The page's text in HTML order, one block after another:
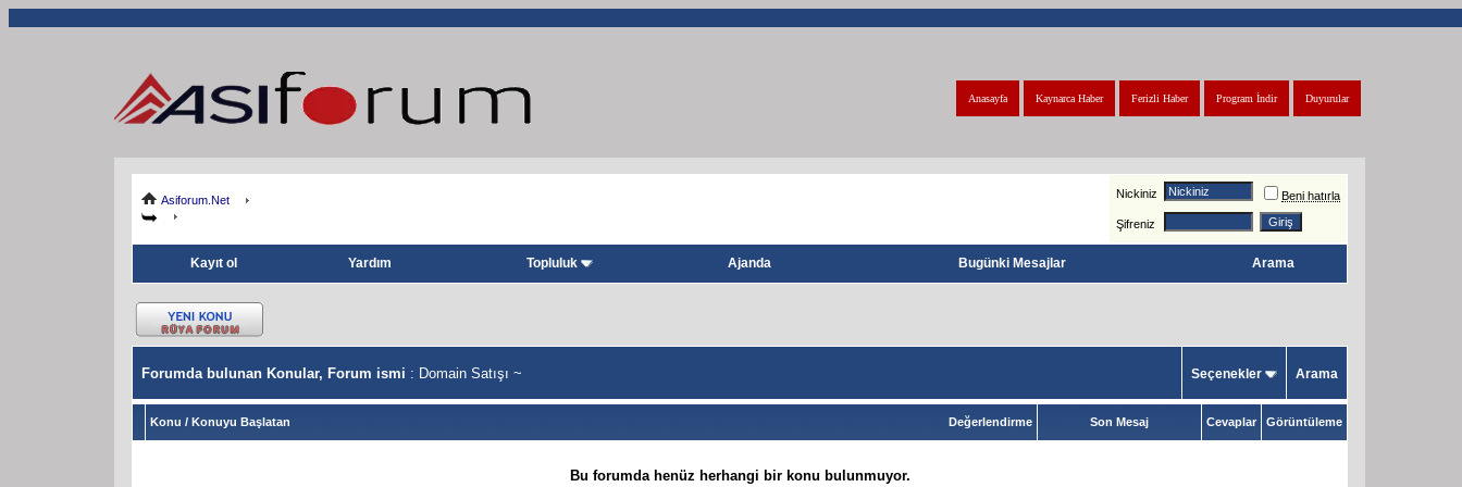
Duyurular
Program İndir
Ferizli Haber
Kaynarca Haber
Anasayfa
Asiforum.Net Nickiniz Beni hatırla
Şifreniz
Kayıt ol Yardım Topluluk Ajanda Bugünki Mesajlar Arama
Forumda bulunan Konular, Forum ismi : Domain Satışı ~ Seçenekler Arama
Değerlendirme
Konu / Konuyu Başlatan Son Mesaj Cevaplar Görüntüleme
Bu forumda henüz herhangi bir konu bulunmuyor.